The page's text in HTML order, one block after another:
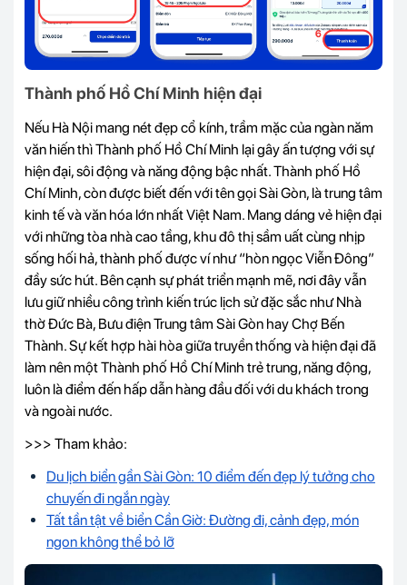
Thành phố Hồ Chí Minh hiện đại
Nếu Hà Nội mang nét đẹp cổ kính, trầm mặc của ngàn năm
văn hiến thì Thành phố Hồ Chí Minh lại gây ấn tượng với sự
hiện đại, sôi động và năng động bậc nhất. Thành phố Hồ
Chí Minh, còn được biết đến với tên gọi Sài Gòn, là trung tâm
kinh tế và văn hóa lớn nhất Việt Nam. Mang dáng vẻ hiện đại
với những tòa nhà cao tầng, khu đô thị sầm uất cùng nhịp
sống hối hả, thành phố được ví như “hòn ngọc Viễn Đông”
đầy sức hút. Bên cạnh sự phát triển mạnh mẽ, nơi đây vẫn
lưu giữ nhiều công trình kiến trúc lịch sử đặc sắc như Nhà
thờ Đức Bà, Bưu điện Trung tâm Sài Gòn hay Chợ Bến
Thành. Sự kết hợp hài hòa giữa truyền thống và hiện đại đã
làm nên một Thành phố Hồ Chí Minh trẻ trung, năng động,
luôn là điểm đến hấp dẫn hàng đầu đối với du khách trong
và ngoài nước.
>>> Tham khảo:
Du lịch biển gần Sài Gòn: 10 điểm đến đẹp lý tưởng cho
chuyến đi ngắn ngày
Tất tần tật về biển Cần Giờ: Đường đi, cảnh đẹp, món
ngon không thể bỏ lỡ